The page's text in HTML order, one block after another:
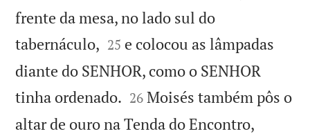
frente da mesa, no lado sul do
tabernáculo, 

25 e colocou as lâmpadas
diante do SENHOR, como o SENHOR
tinha ordenado. 

26 Moisés também pôs o
altar de ouro na Tenda do Encontro,